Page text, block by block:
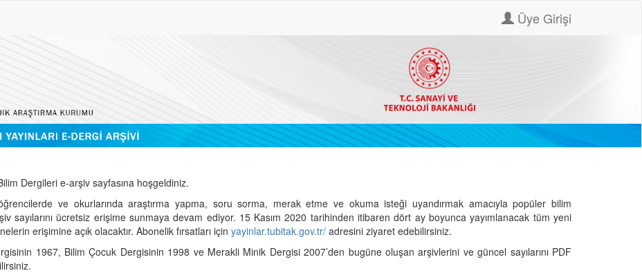
Üye Girişi
Dergileri e-arşiv sayfasına hoşgeldiniz.
ve okurlarında araştırma yapma, soru sorma, merak etme ve okuma isteği uyandırmak amacıyla popüler bilim
sayılarını ücretsiz erişime sunmaya devam ediyor. 15 Kasım 2020 tarihinden itibaren dört ay boyunca yayımlanacak tüm yeni
erişimine açık olacaktır. Abonelik fırsatları için yayinlar.tubitak.gov.tr/ adresini ziyaret edebilirsiniz.
1967, Bilim Çocuk Dergisinin 1998 ve Merakli Minik Dergisi 2007’den bugüne oluşan arşivlerini ve güncel sayılarını PDF